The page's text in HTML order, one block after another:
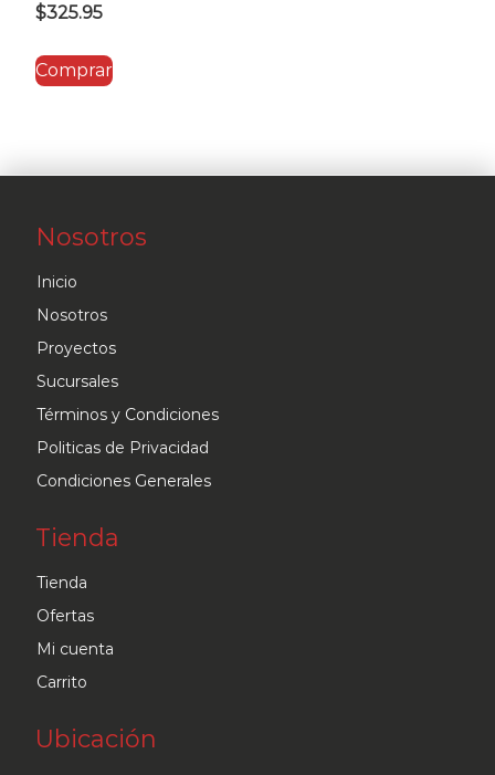
$325.95
Comprar
Nosotros
Inicio
Nosotros
Proyectos
Sucursales
Términos y Condiciones
Politicas de Privacidad
Condiciones Generales
Tienda
Tienda
Ofertas
Mi cuenta
Carrito
Ubicación